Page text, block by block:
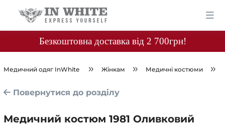
Безкоштовна доставка від 2 700грн!
Медичний одяг InWhite Жінкам Медичні костюми
Повернутися до розділу
Медичний костюм 1981 Оливковий